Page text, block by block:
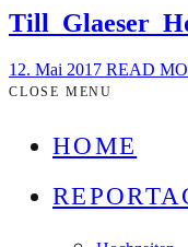
12. Mai 2017 READ
CLOSE MENU
HOME